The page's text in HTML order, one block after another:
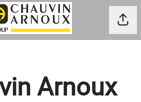
Arnoux